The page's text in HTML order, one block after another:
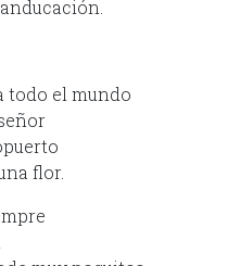
todo el mundo
flor.